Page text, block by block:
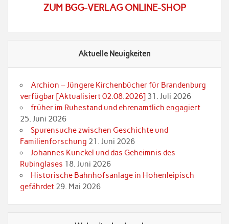
ZUM BGG-VERLAG ONLINE-SHOP
Aktuelle Neuigkeiten
Archion – Jüngere Kirchenbücher für Brandenburg
verfügbar [Aktualisiert 02.08.2026] 31. Juli 2026
früher im Ruhestand und ehrenamtlich engagiert
25. Juni 2026
Spurensuche zwischen Geschichte und
Familienforschung 21. Juni 2026
Johannes Kunckel und das Geheimnis des
Rubinglases 18. Juni 2026
Historische Bahnhofsanlage in Hohenleipisch
gefährdet 29. Mai 2026